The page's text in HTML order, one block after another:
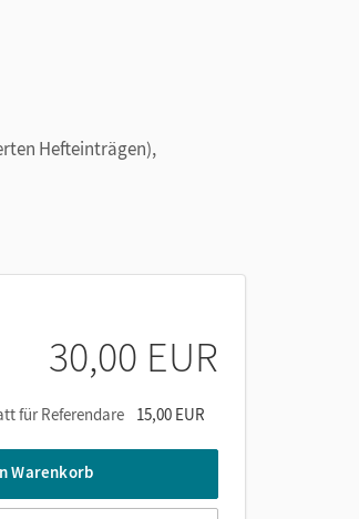
Hefteinträgen),
30,00 EUR
für Referendare 15,00 EUR
Warenkorb